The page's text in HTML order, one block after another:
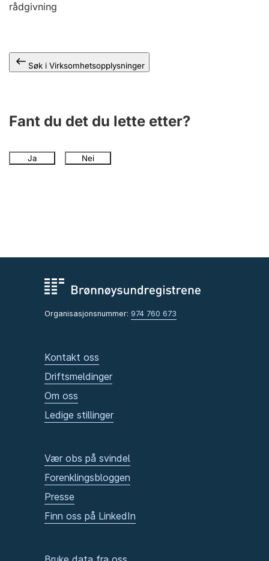
rådgivning
Søk i Virksomhetsopplysninger
Fant du det du lette etter?
Ja Nei
Organisasjonsnummer: 974 760 673
Kontakt oss
Driftsmeldinger
Om oss
Ledige stillinger
Vær obs på svindel
Forenklingsbloggen
Presse
Finn oss på LinkedIn